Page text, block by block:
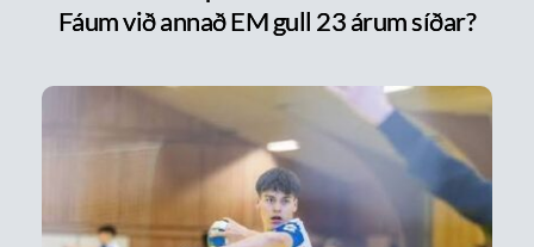
Fáum við annað EM gull 23 árum síðar?